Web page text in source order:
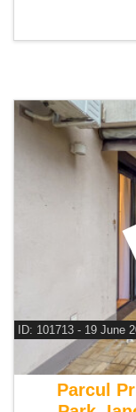
ID: 101713 - 19 June
De
Parcul